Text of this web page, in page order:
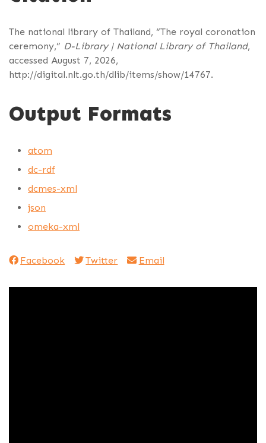
The national library of Thailand, “The royal coronation
ceremony,” D-Library | National Library of Thailand,
accessed August 7, 2026,
http://digital.nlt.go.th/dlib/items/show/14767.
Output Formats
atom
dc-rdf
dcmes-xml
json
omeka-xml
Facebook Twitter Email